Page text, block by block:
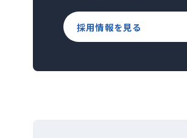
採用情報を見る